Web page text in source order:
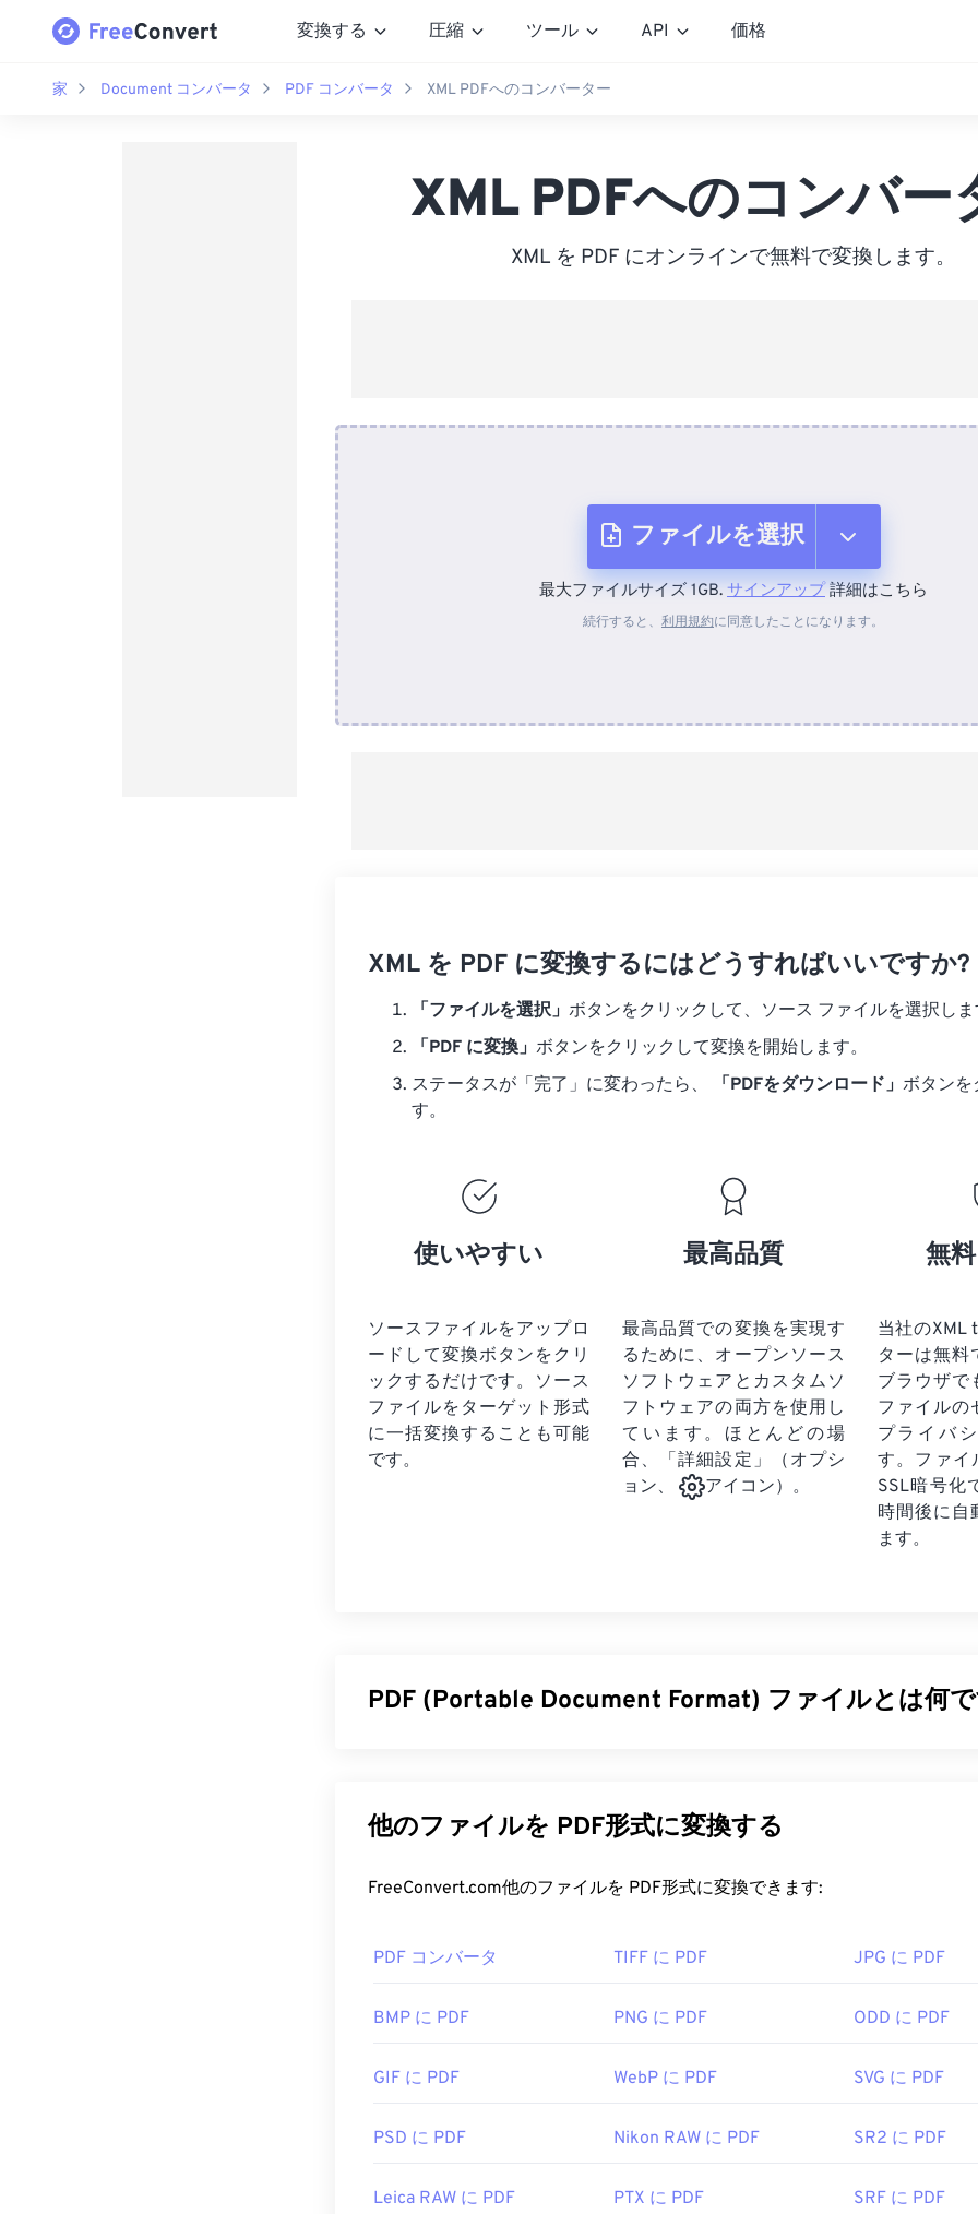
変換する 圧縮 ツール API 価格
家 Document コンバータ PDF コンバータ XML PDFへのコンバーター
XML PDFへのコンバー
XML を PDF にオンラインで無料で変換します。
ファイルを選択
デバイスから
最大ファイルサイズ 1GB. サインアップ詳細はこちら
続行すると、 利用規約に同意したことになります。
XML を PDF に変換するにはどうすればいいですか?
「ファイルを選択」 ボタンをクリックして、ソース ファイルを選択し
「PDF に変換」 ボタンをクリックして変換を開始します。
ステータスが「完了」に変わったら、
「PDFをダウンロード」 ボタンを
す。
使いやすい
ソースファイルをアップロ
ードして変換ボタンをクリ
ックするだけです。 ソース
ファイルを ターゲット形式
に一括変換することも可能
です。
最高品質
最高品質での変換を実現す
るために、オープンソース
ソフトウェアとカスタムソ
フトウェアの両方を使用し
ています。ほとんどの場
合、「詳細設定」（オプシ
ョン、
アイコン）。
無
当社のXML
ターは無料
ブラウザで
ファイルの
プライバ
す。ファ
SSL暗号化
時間後に自
ます。
PDF (Portable Document Format) ファイルとは何
PDFが広く普及している理由は、元の文書の書式を維持できることです。
のデバイスやオペレーティングシステムでも常に同じ外観を保ちます。
PDF ファイルを開くにはどうすればいいですか?
す。AdobeはPDF標準を開発し、そのプログラムは間違いなく最も 人気のあ
い機能がたくさん含まれていて、やや肥大化したプログラムだと感じていま
す。アドオンや拡張機能が必要かどうかは別として、オンライン上のPDFリ
欲しい場合は、
MuPDFを強くお勧めします。どちらも無料で
初回リリース: 1993年6月15日
他のファイルを PDF形式に変換する
FreeConvert.com他のファイルを PDF形式に変換できます:
PDF コンバータ TIFF に PDF JPG に PDF
BMP に PDF PNG に PDF ODD に PDF
GIF に PDF WebP に PDF SVG に PDF
PSD に PDF Nikon RAW に PDF SR2 に PDF
Leica RAW に PDF PTX に PDF SRF に PDF